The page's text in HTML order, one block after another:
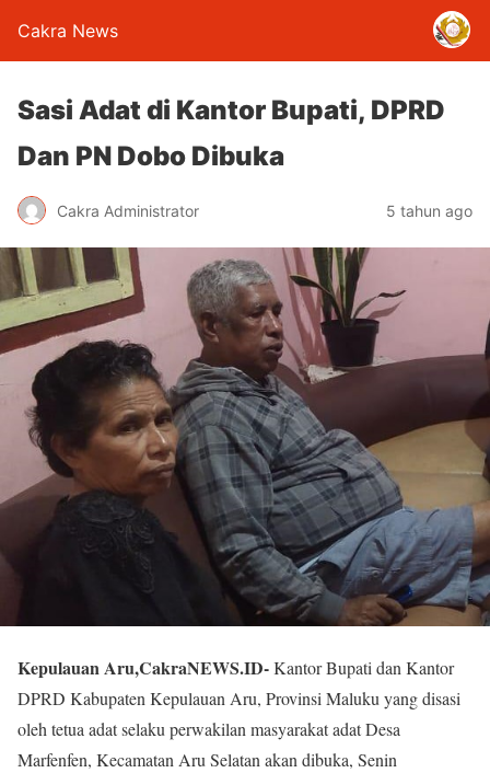
Cakra News
Sasi Adat di Kantor Bupati, DPRD
Dan PN Dobo Dibuka
Cakra Administrator 5 tahun ago
Kepulauan Aru,CakraNEWS.ID-Kantor Bupati dan Kantor
DPRD Kabupaten Kepulauan Aru, Provinsi Maluku yang disasi
oleh tetua adat selaku perwakilan masyarakat adat Desa
Marfenfen, Kecamatan Aru Selatan akan dibuka, Senin